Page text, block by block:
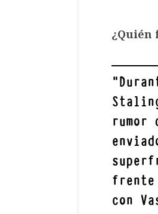
¿Quién
"
rumor
frente
con